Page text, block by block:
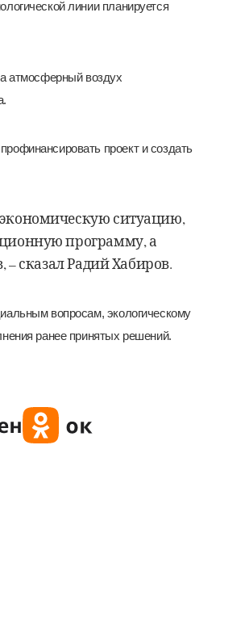
линии планируется
атмосферный воздух
проект и создать
ситуацию,
программу, а
– сказал Радий Хабиров.
вопросам, экологическому
ранее принятых решений.